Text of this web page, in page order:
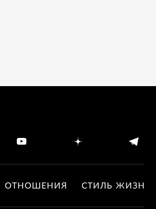
ОТНОШЕНИЯ СТИЛЬ ЖИЗНИ